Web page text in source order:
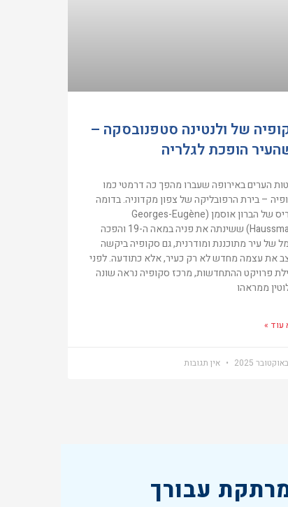
של ולנטינה סטפנובסקה –
הופכת לגלריה
הערים באירופה שעברו מהפך כה דרמטי כמו
– בירת הרפובליקה של צפון מקדוניה. בדומה
לפריס של הברון אוסמן (Georges-Eugène
Haussmann) ששינתה את פניה במאה ה-19 והפכה
של עיר מתוכננת ומודרנית, גם סקופיה ביקשה
את עצמה מחדש לא רק כעיר, אלא כתודעה. לפני
פרויקט ההתחדשות, מרכז סקופיה נראה שונה
ממראהו
עוד »
אין תגובות
עבורך